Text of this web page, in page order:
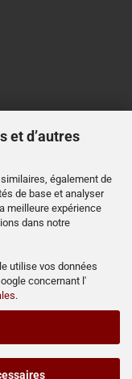
et d’autres
également de
de base et analyser
meilleure expérience
dans notre
utilise vos données
concernant l'
.